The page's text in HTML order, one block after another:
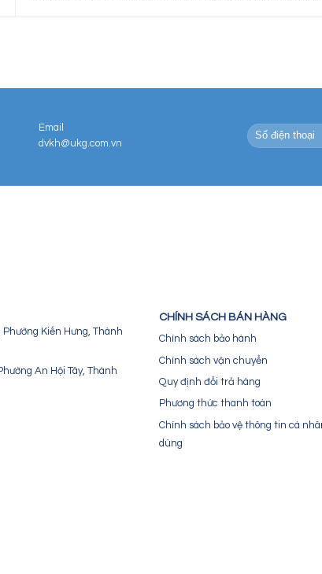
Email
dvkh@ukg.com.vn
Phường Kiến Hưng, Thành
An Hội Tây, Thành
CHÍNH SÁCH BÁN HÀNG
Chính sách bảo hành
Chính sách vận chuyển
Quy định đổi trả hàng
Phương thức thanh toán
Chính sách bảo vệ thông tin cá
dùng